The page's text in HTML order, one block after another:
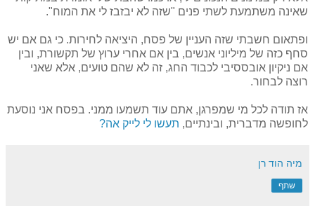
שאינה משתמעת לשתי פנים "שזה לא יבזבז לי את המוח".
ופתאום חשבתי שזה העניין של פסח, היציאה לחירות. כי גם אם יש
סחף כזה של מיליוני אנשים, בין אם אחרי ערוץ של תקשורת, ובין
אם ניקיון אובססיבי לכבוד החג, זה לא שהם טועים, אלא שאני
רוצה לבחור.
אז תודה לכל מי שמפרגן, אתם עוד תשמעו ממני. בפסח אני נוסעת
לחופשה מדברית, ובינתיים, תעשו לי לייק אה?
מיה הוד רן
שתף